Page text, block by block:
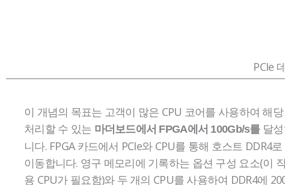
PCIe
이 개념의 목표는 고객이 많은 CPU 코어를 사용하여 해
처리할 수 있는 마더보드에서 FPGA에서 100Gb/s를달성
니다. FPGA 카드에서 PCIe와 CPU를 통해 호스트 DDR4
이동합니다. 영구 메모리에 기록하는 옵션 구성 요소(이
용 CPU가 필요함)와 두 개의 CPU를 사용하여 DDR4에